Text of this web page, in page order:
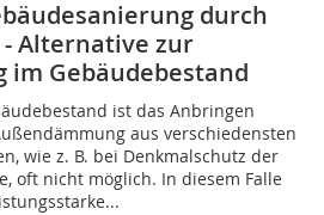
durch
Alternative zur
im Gebäudebestand
ist das Anbringen
aus verschiedensten
wie z. B. bei Denkmalschutz der
oft nicht möglich. In diesem Falle